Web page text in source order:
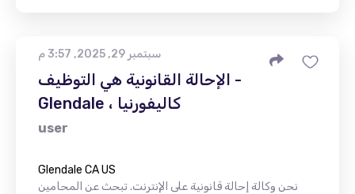
سبتمبر 29, 2025, 3:57 م
الإحالة القانونية هي التوظيف -
Glendale ، كاليفورنيا
user
Glendale CA US
نحن وكالة إحالة قانونية على الإنترنت. تبحث عن المحامين